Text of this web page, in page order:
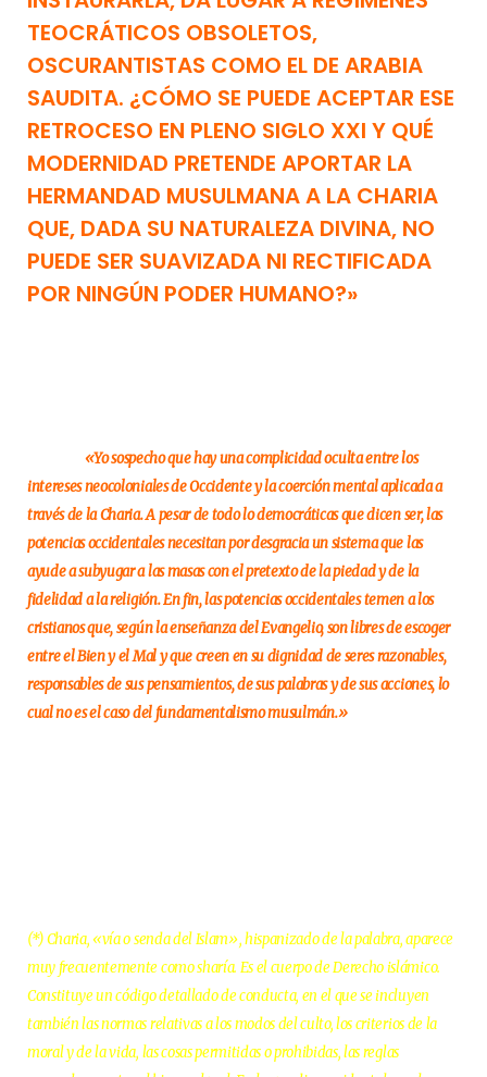
TEOCRÁTICOS OBSOLETOS,
OSCURANTISTAS COMO EL DE ARABIA
SAUDITA. ¿CÓMO SE PUEDE ACEPTAR ESE
RETROCESO EN PLENO SIGLO XXI Y QUÉ
MODERNIDAD PRETENDE APORTAR LA
HERMANDAD MUSULMANA A LA CHARIA
QUE, DADA SU NATURALEZA DIVINA, NO
PUEDE SER SUAVIZADA NI RECTIFICADA
POR NINGÚN PODER HUMANO?»
«Yo sospecho que hay una complicidad oculta entre los
intereses neocoloniales de Occidente y la coerción mental aplicada a
través de la Charia. A pesar de todo lo democráticas que dicen ser, las
potencias occidentales necesitan por desgracia un sistema que las
ayude a subyugar a las masas con el pretexto de la piedad y de la
fidelidad a la religión. En fin, las potencias occidentales temen a los
cristianos que, según la enseñanza del Evangelio, son libres de escoger
entre el Bien y el Mal y que creen en su dignidad de seres razonables,
responsables de sus pensamientos, de sus palabras y de sus acciones, lo
cual no es el caso del fundamentalismo musulmán.»
(*) Charia, «vía o senda del Islam», hispanizado de la palabra, aparece
muy frecuentemente como sharía. Es el cuerpo de Derecho islámico.
Constituye un código detallado de conducta, en el que se incluyen
también las normas relativas a los modos del culto, los criterios de la
moral y de la vida, las cosas permitidas o prohibidas, las reglas